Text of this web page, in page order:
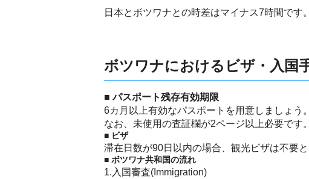
日本とボツワナとの時差はマイナス7時間です
ボツワナにおけるビザ・入国
■ パスポート残存有効期限
6カ月以上有効なパスポートを用意しましょう。
なお、未使用の査証欄が2ページ以上必要です。
■ ビザ
滞在日数が90日以内の場合、観光ビザは不要と
■ ボツワナ共和国の流れ
1.入国審査(Immigration)